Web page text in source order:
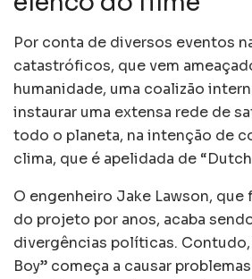
Por conta de diversos eventos
catastróficos, que vem
humanidade, uma coalizão
instaurar uma extensa rede de
todo o planeta, na intenção de
clima, que é apelidada de “Dutch
O engenheiro Jake Lawson,
do projeto por anos, acaba
divergências políticas.
Boy” começa a causar